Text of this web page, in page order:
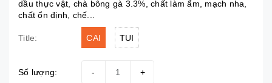
dầu thực vật, chà bông gà 3.3%, chất làm ẩm, mạch nha,
chất ổn định, chế...
Title: CAI TUI
Số lượng: +
-